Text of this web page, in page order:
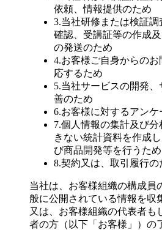
依頼、情報提供のため
3.当社研修または検証
確認、受講証等の作成
の発送のため
4.お客様ご自身からの
応するため
5.当社サービスの開発
善のため
6.お客様に対するアン
7.個人情報の集計及び
きない統計資料を作成
び商品開発等を行うため
8.契約又は、取引履行の
当社は、お客様組織の構成員
般に公開されている情報を収
又は、お客様組織の代表者も
者の方（以下「お客様」）の